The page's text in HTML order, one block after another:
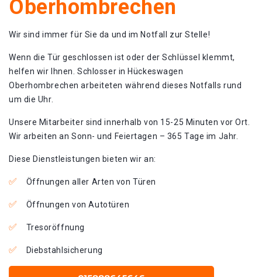
Oberhombrechen
Wir sind immer für Sie da und im Notfall zur Stelle!
Wenn die Tür geschlossen ist oder der Schlüssel klemmt,
helfen wir Ihnen. Schlosser in Hückeswagen
Oberhombrechen arbeiteten während dieses Notfalls rund
um die Uhr.
Unsere Mitarbeiter sind innerhalb von 15-25 Minuten vor Ort.
Wir arbeiten an Sonn- und Feiertagen – 365 Tage im Jahr.
Diese Dienstleistungen bieten wir an:
Öffnungen aller Arten von Türen
Öffnungen von Autotüren
Tresoröffnung
Diebstahlsicherung